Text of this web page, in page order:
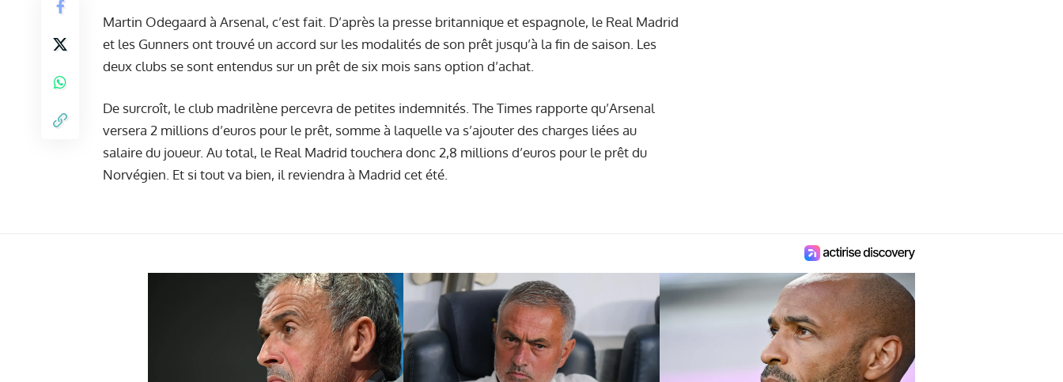
Martin Odegaard à Arsenal, c’est fait. D’après la presse britannique et espagnole, le Real Madrid
et les Gunners ont trouvé un accord sur les modalités de son prêt jusqu’à la fin de saison. Les
deux clubs se sont entendus sur un prêt de six mois sans option d’achat.
De surcroît, le club madrilène percevra de petites indemnités. The Times rapporte qu’Arsenal
versera 2 millions d’euros pour le prêt, somme à laquelle va s’ajouter des charges liées au
salaire du joueur. Au total, le Real Madrid touchera donc 2,8 millions d’euros pour le prêt du
Norvégien. Et si tout va bien, il reviendra à Madrid cet été.